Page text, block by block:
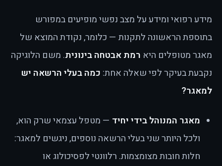
מידע רפואי ומידע על מצב נפשי מופיעים במפורש
בתוספת הראשונה לתקנות — כלומר, נקודת המוצא של
מאגר מטופלים היא רמת אבטחה בינונית. משם הלוגיקה
נקבעת בעיקר לפי שאלה אחת: כמה בעלי הרשאה יש
למאגר?
מאגר המנוהל בידי יחיד — מטפל עצמאי שרק הוא,
ולכל היותר שני בעלי הרשאה נוספים, ניגשים למאגר:
חלות חובות מצומצמות. רלוונטי לפסיכולוג או